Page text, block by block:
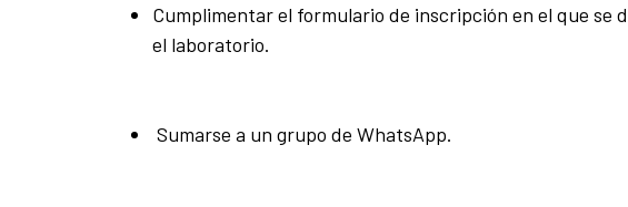
Cumplimentar el formulario de inscripción en el que se
el laboratorio.
Sumarse a un grupo de WhatsApp.